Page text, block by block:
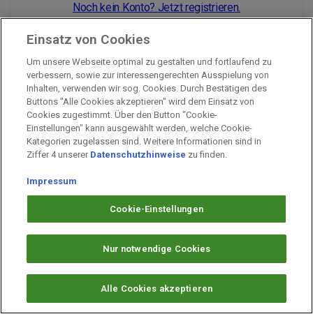
Noch kein Konto? Jetzt registrieren.
Impressum
Unternehmen
Arbeiten bei PAYBACK
Fragen & Hilfe
Datenschutz
Cookie-Einstellungen
Einsatz von Cookies
Um unsere Webseite optimal zu gestalten und fortlaufend zu
verbessern, sowie zur interessengerechten Ausspielung von
Inhalten, verwenden wir sog. Cookies. Durch Bestätigen des
Buttons "Alle Cookies akzeptieren" wird dem Einsatz von
Cookies zugestimmt. Über den Button "Cookie-
Einstellungen" kann ausgewählt werden, welche Cookie-
Kategorien zugelassen sind. Weitere Informationen sind in
Ziffer 4 unserer Datenschutzhinweise zu finden.
Impressum
Cookie-Einstellungen
Nur notwendige Cookies
Alle Cookies akzeptieren